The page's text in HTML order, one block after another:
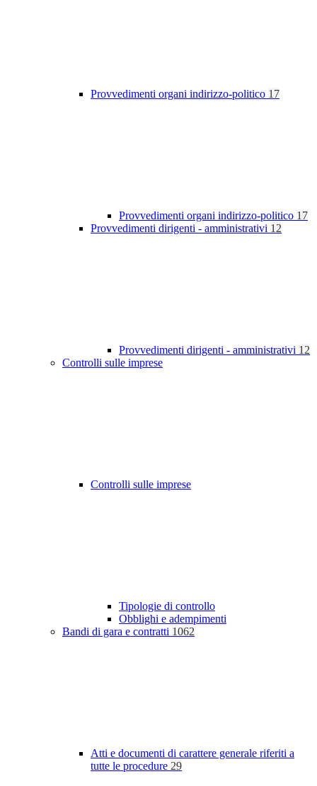
Provvedimenti organi indirizzo-politico 17
Provvedimenti organi indirizzo-politico 17
Provvedimenti dirigenti - amministrativi 12
Provvedimenti dirigenti - amministrativi 12
Controlli sulle imprese
Controlli sulle imprese
Tipologie di controllo
Obblighi e adempimenti
Bandi di gara e contratti 1062
Atti e documenti di carattere generale riferiti a
tutte le procedure 29